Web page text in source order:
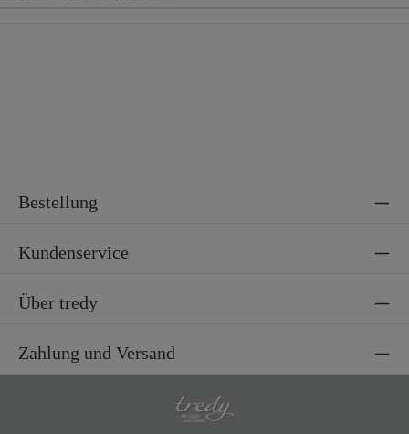
Bestellung
Kundenservice
Über tredy
Zahlung und Versand